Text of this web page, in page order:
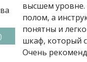
высшем
полом, а
понятны и
шкаф, который
Очень